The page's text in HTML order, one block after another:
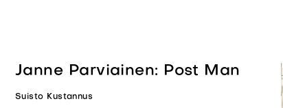
Janne Parviainen: Post Man
Suisto Kustannus